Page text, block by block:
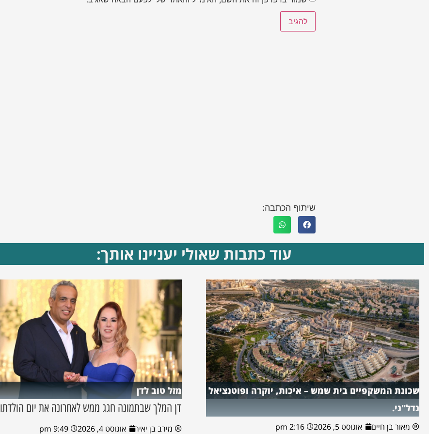
שיתוף הכתבה:
עוד כתבות שאולי יעניינו אותך:
שכונת המשקפיים בית שמש – איכות, יוקרה ופוטנציאל
נדל"ני.
מאור בן חיים אוגוסט 5, 2026 2:16 pm
מזל טוב לדן
דן המלך שבתמונה חגג ממש לאחרונה את יום הולדתו
מירב בן יאיר אוגוסט 4, 2026 9:49 pm